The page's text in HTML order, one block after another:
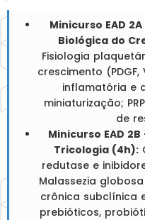
Minicurso EAD
Biológica do
Fisiologia
crescimento (PDGF,
inflamatória e
miniaturização;
de
Minicurso EAD
Tricologia (4h):
redutase e
Malassezia
crônica subclínica
prebióticos,